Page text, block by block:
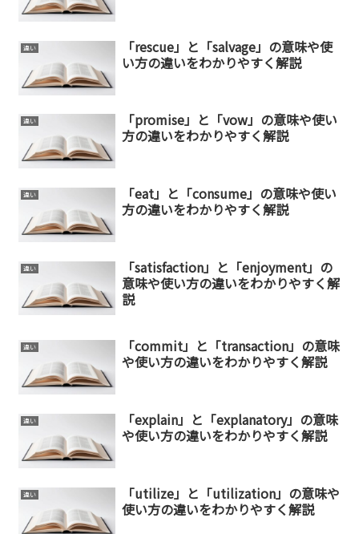
違い
「rescue」と「salvage」の意味や使
い方の違いをわかりやすく解説
違い
「promise」と「vow」の意味や使い
方の違いをわかりやすく解説
違い
「eat」と「consume」の意味や使い
方の違いをわかりやすく解説
違い
「satisfaction」と「enjoyment」の
意味や使い方の違いをわかりやすく解
説
違い
「commit」と「transaction」の意味
や使い方の違いをわかりやすく解説
違い
「explain」と「explanatory」の意味
や使い方の違いをわかりやすく解説
違い
「utilize」と「utilization」の意味や
使い方の違いをわかりやすく解説